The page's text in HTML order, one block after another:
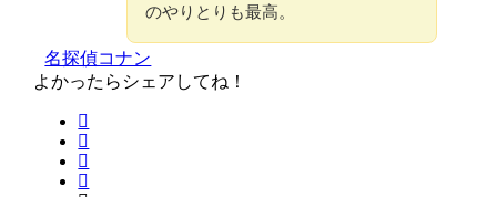
のやりとりも最高。
名探偵コナン
よかったらシェアしてね！